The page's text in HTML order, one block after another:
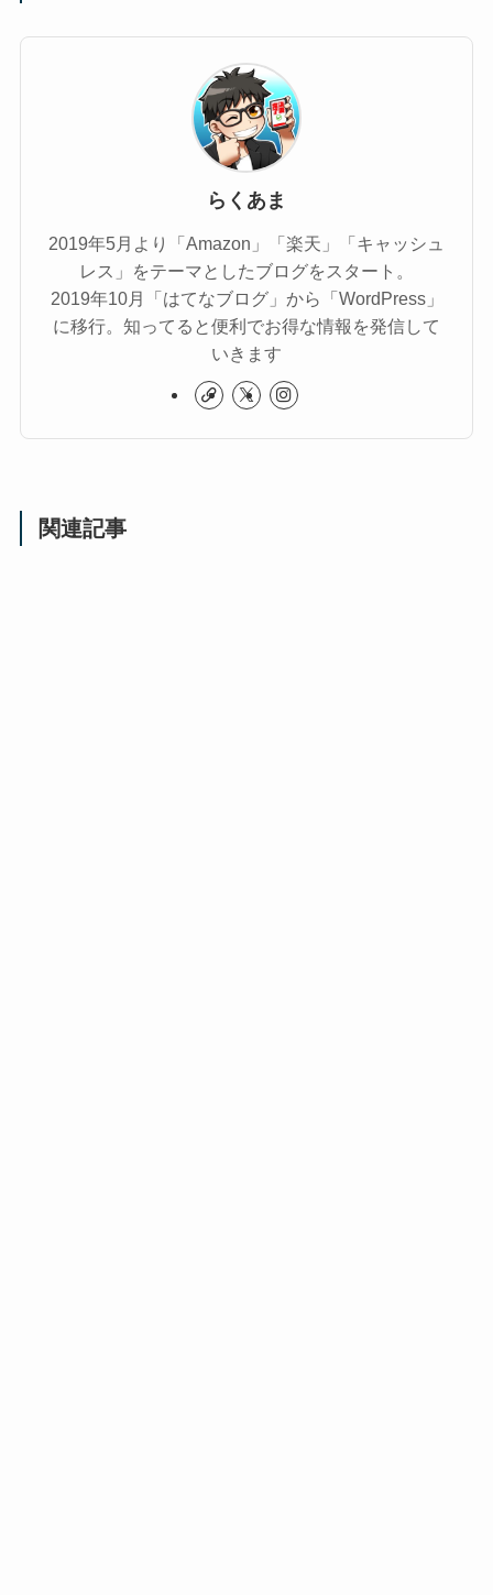
らくあま
2019年5月より「Amazon」「楽天」「キャッシュ
レス」をテーマとしたブログをスタート。
2019年10月「はてなブログ」から「WordPress」
に移行。知ってると便利でお得な情報を発信して
いきます
関連記事